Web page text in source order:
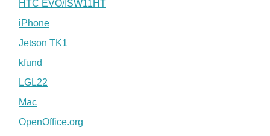
HTC EVO/ISW11HT
iPhone
Jetson TK1
kfund
LGL22
Mac
OpenOffice.org